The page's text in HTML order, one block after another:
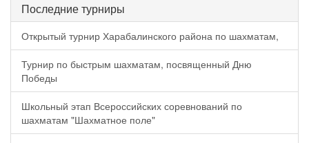
Последние турниры
Открытый турнир Харабалинского района по шахматам,
Турнир по быстрым шахматам, посвященный Дню
Победы
Школьный этап Всероссийских соревнований по
шахматам "Шахматное поле"